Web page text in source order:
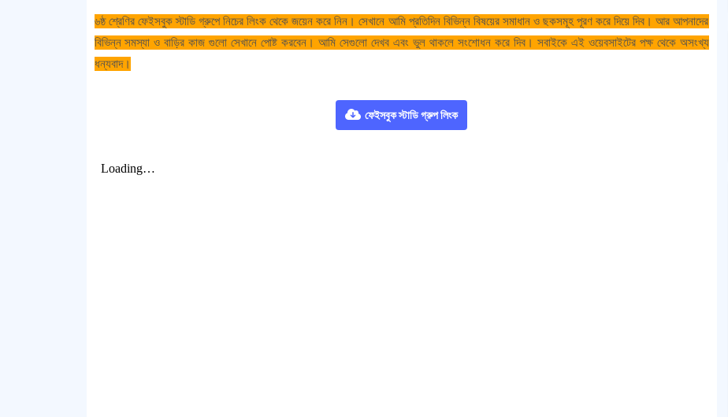
৬ষ্ঠ শ্রেণির ফেইসবুক স্টাডি গ্রুপে নিচের লিংক থেকে জয়েন করে নিন। সেখানে আমি প্রতিদিন বিভিন্ন বিষয়ের সমাধান ও ছকসমূহ পূরণ করে দিয়ে দিব। আর আপনাদের
বিভিন্ন সমস্যা ও বাড়ির কাজ গুলো সেখানে পোষ্ট করবেন। আমি সেগুলো দেখব এবং ভুল থাকলে সংশোধন করে দিব। সবাইকে এই ওয়েবসাইটের পক্ষ থেকে অসংখ্য
ধন্যবাদ।
ফেইসবুক স্টাডি গ্রুপ লিংক